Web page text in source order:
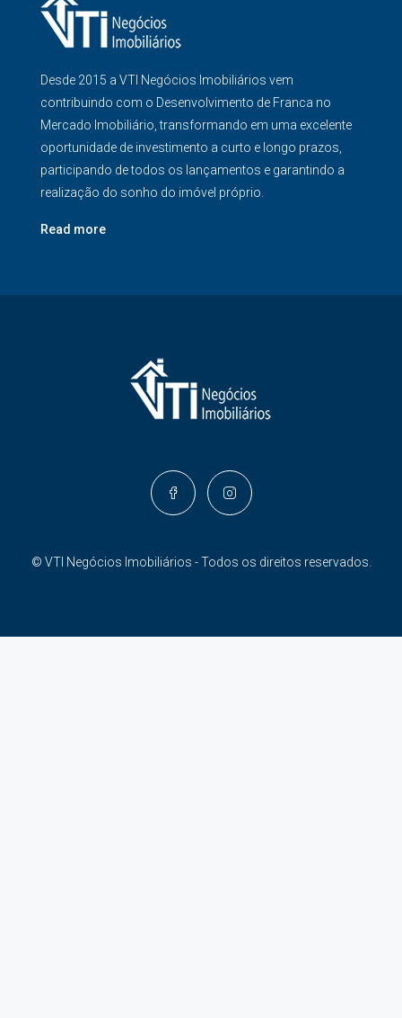
Desde 2015 a VTI Negócios Imobiliários vem
contribuindo com o Desenvolvimento de Franca no
Mercado Imobiliário, transformando em uma excelente
oportunidade de investimento a curto e longo prazos,
participando de todos os lançamentos e garantindo a
realização do sonho do imóvel próprio.
Read more
© VTI Negócios Imobiliários - Todos os direitos reservados.